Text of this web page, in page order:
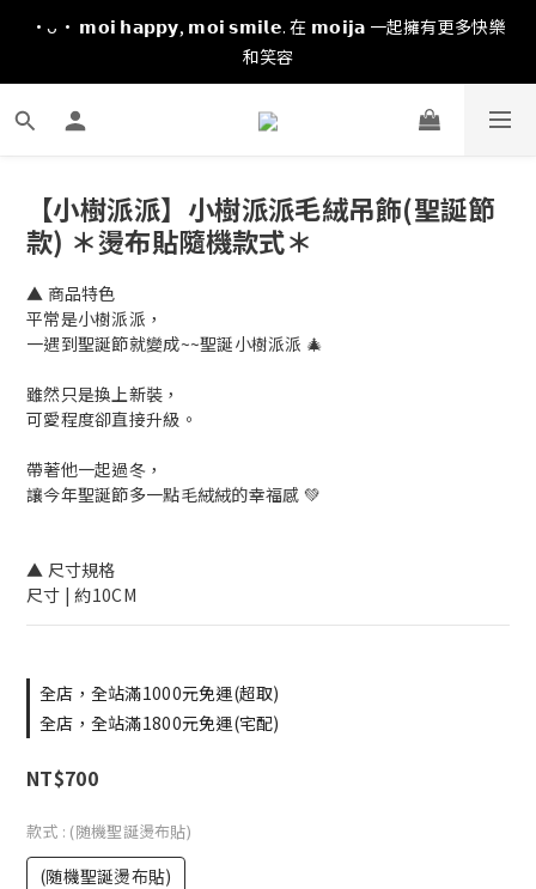
·ᴗ· 𝗺𝗼𝗶 𝗵𝗮𝗽𝗽𝘆, 𝗺𝗼𝗶 𝘀𝗺𝗶𝗹𝗲. 在 𝗺𝗼𝗶𝗷𝗮 一起擁有更多快樂
和笑容
【小樹派派】小樹派派毛絨吊飾(聖誕節
款) ＊燙布貼隨機款式＊
▲ 商品特色
平常是小樹派派，
一遇到聖誕節就變成~~聖誕小樹派派 🎄
雖然只是換上新裝，
可愛程度卻直接升級。
帶著他一起過冬，
讓今年聖誕節多一點毛絨絨的幸福感 💚
▲ 尺寸規格
尺寸 | 約10CM
全店，全站滿1000元免運(超取)
全店，全站滿1800元免運(宅配)
NT$700
款式 : (随機聖誕燙布貼)
(随機聖誕燙布貼)